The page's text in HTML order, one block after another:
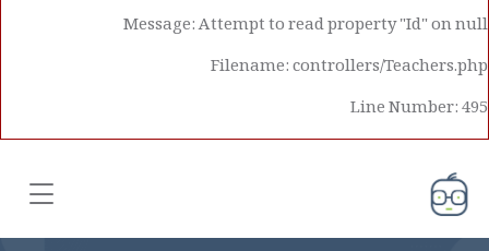
Message: Attempt to read property "Id" on null
Filename: controllers/Teachers.php
Line Number: 495